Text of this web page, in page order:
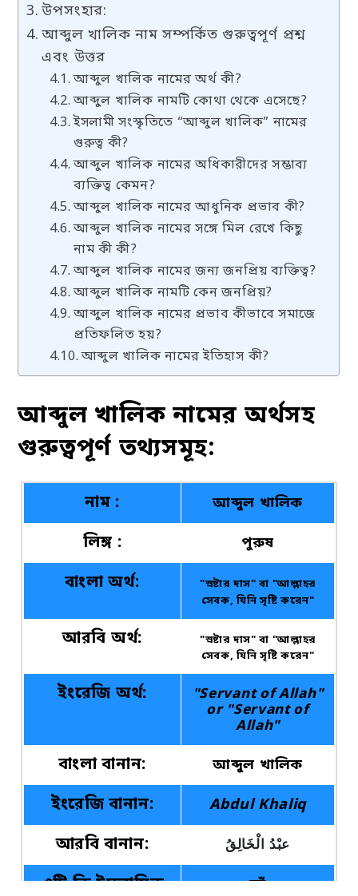
উপসংহার:
আব্দুল খালিক নাম সম্পর্কিত গুরুত্বপূর্ণ প্রশ্ন
এবং উত্তর
আব্দুল খালিক নামের অর্থ কী?
আব্দুল খালিক নামটি কোথা থেকে এসেছে?
ইসলামী সংস্কৃতিতে “আব্দুল খালিক” নামের
গুরুত্ব কী?
আব্দুল খালিক নামের অধিকারীদের সম্ভাব্য
ব্যক্তিত্ব কেমন?
আব্দুল খালিক নামের আধুনিক প্রভাব কী?
আব্দুল খালিক নামের সঙ্গে মিল রেখে কিছু
নাম কী কী?
আব্দুল খালিক নামের জন্য জনপ্রিয় ব্যক্তিত্ব?
আব্দুল খালিক নামটি কেন জনপ্রিয়?
আব্দুল খালিক নামের প্রভাব কীভাবে সমাজে
প্রতিফলিত হয়?
আব্দুল খালিক নামের ইতিহাস কী?
আব্দুল খালিক নামের অর্থসহ
গুরুত্বপূর্ণ তথ্যসমূহ:
নাম : আব্দুল খালিক
লিঙ্গ : পুরুষ
বাংলা অর্থ:
"স্রষ্টার দাস" বা "আল্লাহর
সেবক, যিনি সৃষ্টি করেন"
আরবি অর্থ:
"স্রষ্টার দাস" বা "আল্লাহর
সেবক, যিনি সৃষ্টি করেন"
ইংরেজি অর্থ:
"Servant of Allah"
or "Servant of
Allah"
বাংলা বানান: আব্দুল খালিক
ইংরেজি বানান: Abdul Khaliq
আরবি বানান: عبْدُ الْخَالِقُ
এটি কি ইসলামিক
হ্যাঁ